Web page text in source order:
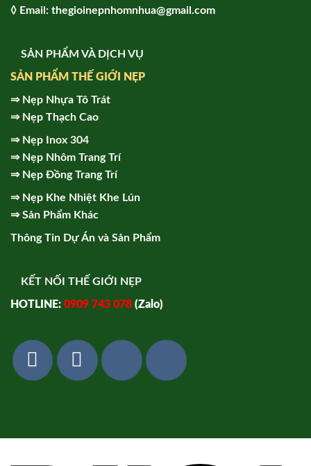
◊ Email: thegioinepnhomnhua@gmail.com
SẢN PHẨM VÀ DỊCH VỤ
SẢN PHẨM THẾ GIỚI NẸP
⇒ Nẹp Nhựa Tô Trát
⇒ Nẹp Thạch Cao
⇒ Nẹp Inox 304
⇒ Nẹp Nhôm Trang Trí
⇒ Nẹp Đồng Trang Trí
⇒ Nẹp Khe Nhiệt Khe Lún
⇒Sản Phẩm Khác
Thông Tin Dự Án và Sản Phẩm
KẾT NỐI THẾ GIỚI NẸP
HOTLINE: 0909 743 078 (Zalo)